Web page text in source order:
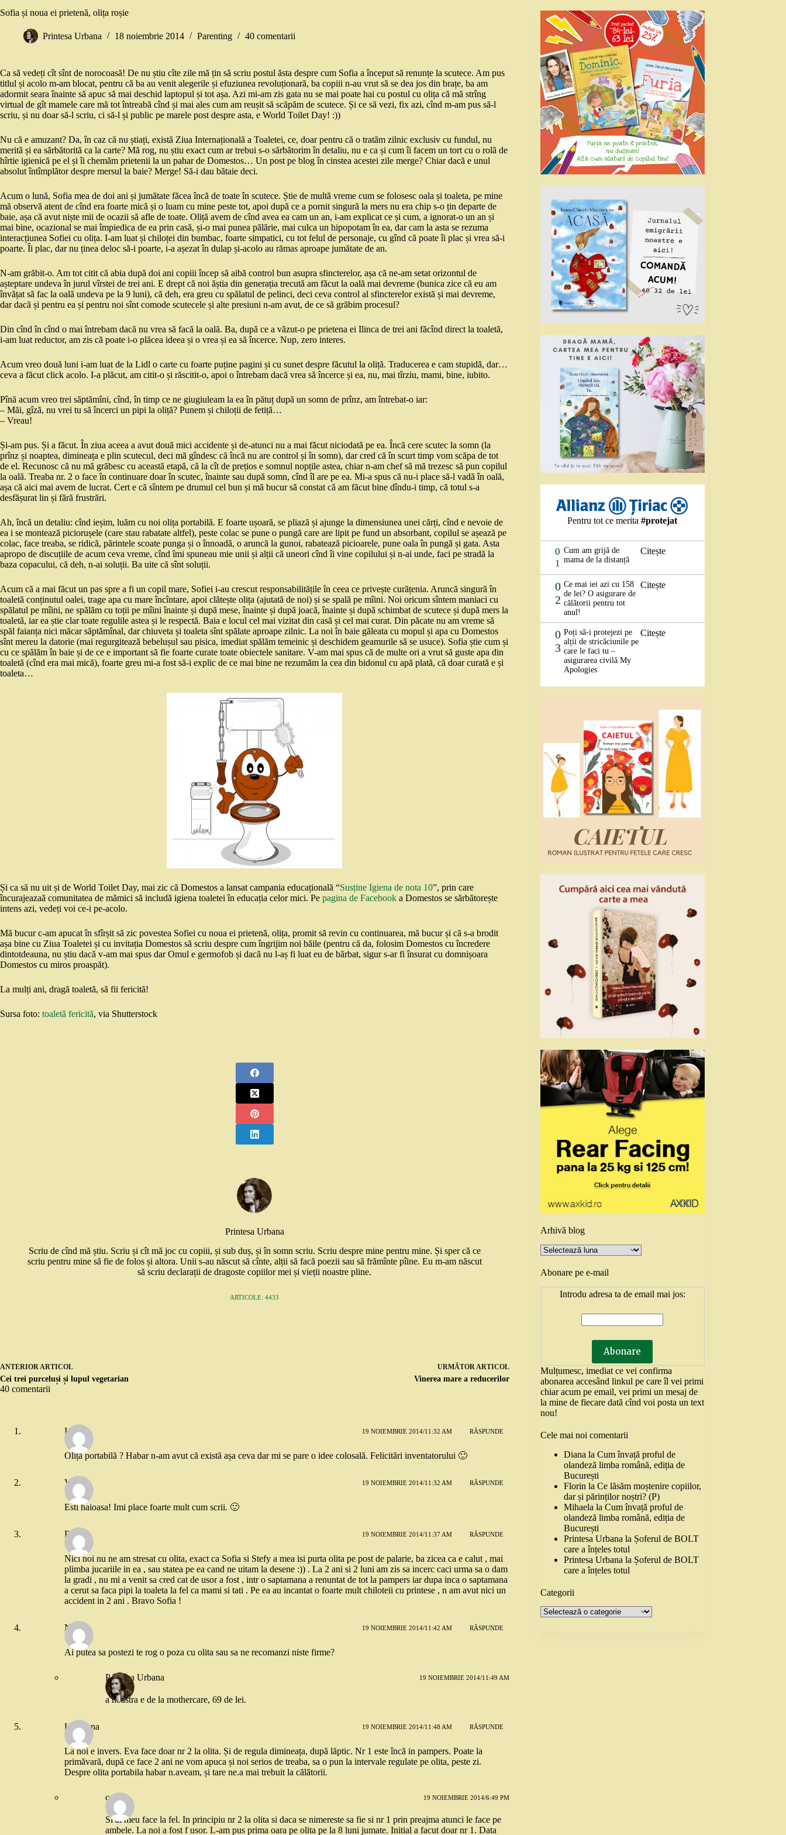
Sofia și noua ei prietenă, olița roșie
Printesa Urbana 18 noiembrie 2014 Parenting 40 comentarii
Ca să vedeți cît sînt de norocoasă! De nu știu cîte zile mă țin să scriu postul ăsta despre cum Sofia a început să renunțe la scutece. Am pus
titlul și acolo m-am blocat, pentru că ba au venit alegerile și efuziunea revoluționară, ba copiii n-au vrut să se dea jos din brațe, ba am
adormit seara înainte să apuc să mai deschid laptopul și tot așa. Azi mi-am zis gata nu se mai poate hai cu postul cu olița că mă strîng
virtual de gît mamele care mă tot întreabă cînd și mai ales cum am reușit să scăpăm de scutece. Și ce să vezi, fix azi, cînd m-am pus să-l
scriu, și nu doar să-l scriu, ci să-l și public pe marele post despre asta, e World Toilet Day! :))
Nu că e amuzant? Da, în caz că nu știați, există Ziua Internațională a Toaletei, ce, doar pentru că o tratăm zilnic exclusiv cu fundul, nu
merită și ea sărbătorită ca la carte? Mă rog, nu știu exact cum ar trebui s-o sărbătorim în detaliu, nu e ca și cum îi facem un tort cu o rolă de
hîrtie igienică pe el și îi chemăm prietenii la un pahar de Domestos… Un post pe blog în cinstea acestei zile merge? Chiar dacă e unul
absolut întîmplător despre mersul la baie? Merge! Să-i dau bătaie deci.
Acum o lună, Sofia mea de doi ani și jumătate făcea încă de toate în scutece. Știe de multă vreme cum se folosesc oala și toaleta, pe mine
mă observă atent de cînd era foarte mică și o luam cu mine peste tot, apoi după ce a pornit singură la mers nu era chip s-o țin departe de
baie, așa că avut niște mii de ocazii să afle de toate. Oliță avem de cînd avea ea cam un an, i-am explicat ce și cum, a ignorat-o un an și
mai bine, ocazional se mai împiedica de ea prin casă, și-o mai punea pălărie, mai culca un hipopotam în ea, dar cam la asta se rezuma
interacțiunea Sofiei cu olița. I-am luat și chiloței din bumbac, foarte simpatici, cu tot felul de personaje, cu gînd că poate îi plac și vrea să-i
poarte. Îi plac, dar nu ținea deloc să-i poarte, i-a așezat în dulap și-acolo au rămas aproape jumătate de an.
N-am grăbit-o. Am tot citit că abia după doi ani copiii încep să aibă control bun asupra sfincterelor, așa că ne-am setat orizontul de
așteptare undeva în jurul vîrstei de trei ani. E drept că noi ăștia din generația trecută am făcut la oală mai devreme (bunica zice că eu am
învățat să fac la oală undeva pe la 9 luni), că deh, era greu cu spălatul de pelinci, deci ceva control al sfincterelor există și mai devreme,
dar dacă și pentru ea și pentru noi sînt comode scutecele și alte presiuni n-am avut, de ce să grăbim procesul?
Din cînd în cînd o mai întrebam dacă nu vrea să facă la oală. Ba, după ce a văzut-o pe prietena ei Ilinca de trei ani făcînd direct la toaletă,
i-am luat reductor, am zis că poate i-o plăcea ideea și o vrea și ea să încerce. Nup, zero interes.
Acum vreo două luni i-am luat de la Lidl o carte cu foarte puține pagini și cu sunet despre făcutul la oliță. Traducerea e cam stupidă, dar…
ceva a făcut click acolo. I-a plăcut, am citit-o și răscitit-o, apoi o întrebam dacă vrea să încerce și ea, nu, mai tîrziu, mami, bine, iubito.
Pînă acum vreo trei săptămîni, cînd, în timp ce ne giugiuleam la ea în pătuț după un somn de prînz, am întrebat-o iar:
– Măi, gîză, nu vrei tu să încerci un pipi la oliță? Punem și chiloții de fetiță…
– Vreau!
Și-am pus. Și a făcut. În ziua aceea a avut două mici accidente și de-atunci nu a mai făcut niciodată pe ea. Încă cere scutec la somn (la
prînz și noaptea, dimineața e plin scutecul, deci mă gîndesc că încă nu are control și în somn), dar cred că în scurt timp vom scăpa de tot
de el. Recunosc că nu mă grăbesc cu această etapă, că la cît de prețios e somnul nopțile astea, chiar n-am chef să mă trezesc să pun copilul
la oală. Treaba nr. 2 o face în continuare doar în scutec, înainte sau după somn, cînd îl are pe ea. Mi-a spus că nu-i place să-l vadă în oală,
așa că aici mai avem de lucrat. Cert e că sîntem pe drumul cel bun și mă bucur să constat că am făcut bine dîndu-i timp, că totul s-a
desfășurat lin și fără frustrări.
Ah, încă un detaliu: cînd ieșim, luăm cu noi olița portabilă. E foarte ușoară, se pliază și ajunge la dimensiunea unei cărți, cînd e nevoie de
ea i se montează piciorușele (care stau rabatate altfel), peste colac se pune o pungă care are lipit pe fund un absorbant, copilul se așează pe
colac, face treaba, se ridică, părintele scoate punga și o înnoadă, o aruncă la gunoi, rabatează picioarele, pune oala în pungă și gata. Asta
apropo de discuțiile de acum ceva vreme, cînd îmi spuneau mie unii și alții că uneori cînd îi vine copilului și n-ai unde, faci pe stradă la
baza copacului, că deh, n-ai soluții. Ba uite că sînt soluții.
Acum că a mai făcut un pas spre a fi un copil mare, Sofiei i-au crescut responsabilitățile în ceea ce privește curățenia. Aruncă singură în
toaletă conținutul oalei, trage apa cu mare încîntare, apoi clătește olița (ajutată de noi) și se spală pe mîini. Noi oricum sîntem maniaci cu
spălatul pe mîini, ne spălăm cu toții pe mîini înainte și după mese, înainte și după joacă, înainte și după schimbat de scutece și după mers la
toaletă, iar ea știe clar toate regulile astea și le respectă. Baia e locul cel mai vizitat din casă și cel mai curat. Din păcate nu am vreme să
spăl faianța nici măcar săptămînal, dar chiuveta și toaleta sînt spălate aproape zilnic. La noi în baie găleata cu mopul și apa cu Domestos
sînt mereu la datorie (mai regurgitează bebelușul sau pisica, imediat spălăm temeinic și deschidem geamurile să se usuce). Sofia știe cum și
cu ce spălăm în baie și de ce e important să fie foarte curate toate obiectele sanitare. V-am mai spus că de multe ori a vrut să guste apa din
toaletă (cînd era mai mică), foarte greu mi-a fost să-i explic de ce mai bine ne rezumăm la cea din bidonul cu apă plată, că doar curată e și
toaleta…
Și ca să nu uit și de World Toilet Day, mai zic că Domestos a lansat campania educațională “Susține Igiena de nota 10”, prin care
încurajeazaă comunitatea de mămici să includă igiena toaletei în educația celor mici. Pe pagina de Facebook a Domestos se sărbătorește
intens azi, vedeți voi ce-i pe-acolo.
Mă bucur c-am apucat în sfîrșit să zic povestea Sofiei cu noua ei prietenă, olița, promit să revin cu continuarea, mă bucur și că s-a brodit
așa bine cu Ziua Toaletei și cu invitația Domestos să scriu despre cum îngrijim noi băile (pentru că da, folosim Domestos cu încredere
dintotdeauna, nu știu dacă v-am mai spus dar Omul e germofob și dacă nu l-aș fi luat eu de bărbat, sigur s-ar fi însurat cu domnișoara
Domestos cu miros proaspăt).
La mulți ani, dragă toaletă, să fii fericită!
Sursa foto: toaletă fericită, via Shutterstock
Printesa Urbana
Scriu de cînd mă știu. Scriu și cît mă joc cu copiii, și sub duș, și în somn scriu. Scriu despre mine pentru mine. Și sper că ce
scriu pentru mine să fie de folos și altora. Unii s-au născut să cînte, alții să facă poezii sau să frămînte pîine. Eu m-am născut
să scriu declarații de dragoste copiilor mei și vieții noastre pline.
ARTICOLE: 4433
ANTERIOR ARTICOL
Cei trei purceluși și lupul vegetarian
URMĂTOR ARTICOL
Vinerea mare a reducerilor
40 comentarii
Ioana 19 NOIEMBRIE 2014/11:32 AM RĂSPUNDE
Oliță portabilă ? Habar n-am avut că există așa ceva dar mi se pare o idee colosală. Felicitări inventatorului 🙂
Violeta 19 NOIEMBRIE 2014/11:32 AM RĂSPUNDE
Esti haioasa! Imi place foarte mult cum scrii. 🙂
Flory 19 NOIEMBRIE 2014/11:37 AM RĂSPUNDE
Nici noi nu ne am stresat cu olita, exact ca Sofia si Stefy a mea isi purta olita pe post de palarie, ba zicea ca e calut , mai
plimba jucariile in ea , sau statea pe ea cand ne uitam la desene :)) . La 2 ani si 2 luni am zis sa incerc caci urma sa o dam
la gradi , nu mi a venit sa cred cat de usor a fost , intr o saptamana a renuntat de tot la pampers iar dupa inca o saptamana
a cerut sa faca pipi la toaleta la fel ca mami si tati . Pe ea au incantat o foarte mult chiloteii cu printese , n am avut nici un
accident in 2 ani . Bravo Sofia !
Natasa 19 NOIEMBRIE 2014/11:42 AM RĂSPUNDE
Ai putea sa postezi te rog o poza cu olita sau sa ne recomanzi niste firme?
Printesa Urbana 19 NOIEMBRIE 2014/11:49 AM
a noastra e de la mothercare, 69 de lei.
Loredana 19 NOIEMBRIE 2014/11:48 AM RĂSPUNDE
La noi e invers. Eva face doar nr 2 la olita. Și de regula dimineața, după lăptic. Nr 1 este încă in pampers. Poate la
primăvară, după ce face 2 ani ne vom apuca și noi serios de treaba, sa o pun la intervale regulate pe olita, peste zi.
Despre olita portabila habar n.aveam, și tare ne.a mai trebuit la călătorii.
cami 19 NOIEMBRIE 2014/6:49 PM
Si al meu face la fel. In principiu nr 2 la olita si daca se nimereste sa fie si nr 1 prin preajma atunci le face pe
ambele. La noi a fost f usor. L-am pus prima oara pe olita pe la 8 luni jumate. Initial a facut doar nr 1. Data
Pentru tot ce merita#protejat
0
1
Cum am grijă de
mama de la distanță
Citește
0
2
Ce mai iei azi cu 158
de lei? O asigurare de
călătorii pentru tot
anul!
Citește
0
3
Poți să-i protejezi pe
alții de stricăciunile pe
care le faci tu –
asigurarea civilă My
Apologies
Citește
Arhivă blog
Arhivă
blog
Abonare pe e-mail
Introdu adresa ta de email mai jos:
Mulțumesc, imediat ce vei confirma
abonarea accesând linkul pe care îl vei primi
chiar acum pe email, vei primi un mesaj de
la mine de fiecare dată cînd voi posta un text
nou!
Cele mai noi comentarii
Diana laCum învață proful de
olandeză limba română, ediția de
București
Florin laCe lăsăm moștenire copiilor,
dar și părinților noștri? (P)
Mihaela laCum învață proful de
olandeză limba română, ediția de
București
Printesa Urbana la Șoferul de BOLT
care a înțeles totul
Printesa Urbana la Șoferul de BOLT
care a înțeles totul
Categorii
Categorii